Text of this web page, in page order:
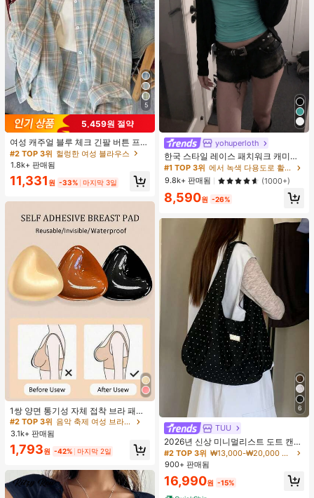
5
5,459원 절약
여성 캐주얼 블루 체크 긴팔 버튼 프론
트 폴리에스터 셔츠, 레귤러 핏, 봄 의
류, 편안한 스타일
#2 TOP 3위 헐렁한 여성 블라우스
1.8k+ 판매됨
11,331 원 -33% 마지막 3일
1쌍 양면 통기성 자체 접착 브라 패드,
두꺼워진 삼각형 푸쉬업 디자인, 재사
용 가능, 보이지 않는 비키니 브라 삽
입물, 수영에 적합
#2 TOP 3위
음악 축제 여성 브라 액세서리
거의 매진!
#2 TOP 3위
음악 축제 여성 브라 액세서리
거의 매진!
#2 TOP 3위
음악 축제 여성 브라 액세서리
거의 매진!
#2 TOP 3위
3.1k+ 판매됨
1,793원 -42% 마지막 2일
yohuperloth
한국 스타일 레이스 패치워크 캐미솔
탱크 탑, Y2K 에스테틱, 스트리트웨어
캐주얼 여름
#1 TOP 3위
에서 녹색 다용도로 활용 가능한 데일리 탑
9.8k+ 판매됨
(1000+)
8,590원 -26%
6
TUU
2026년 신상 미니멀리스트 도트 캔버
스 토트백, 대용량 캐주얼 다용도 통근
숄더 핸드백
#2 TOP 3위
₩13,000-₩20,000 여성 숄더백
900+ 판매됨
16,990원 -15%